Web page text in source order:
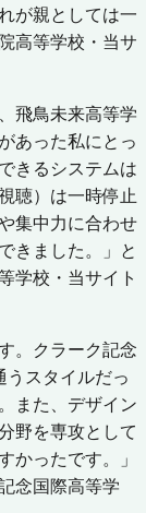
が親としては一
高等学校・当サ
飛鳥未来高等学
あった私にとっ
きるシステムは
聴）は一時停止
集中力に合わせ
きました。」と
学校・当サイト
。クラーク記念
スタイルだっ
また、デザイン
野を専攻として
かったです。」
念国際高等学